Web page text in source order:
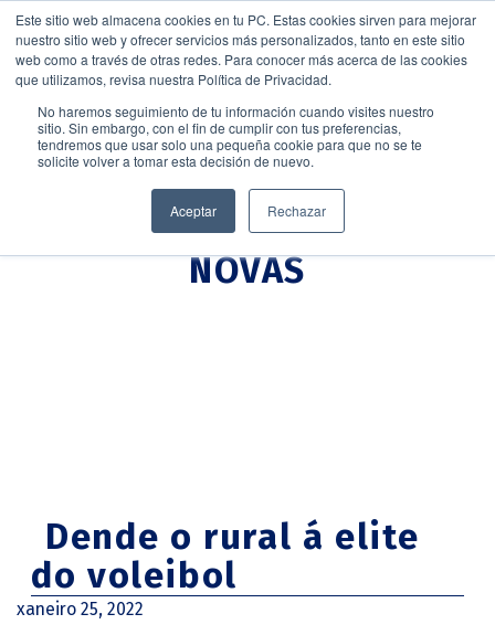
Este sitio web almacena cookies en tu PC. Estas cookies sirven para mejorar
nuestro sitio web y ofrecer servicios más personalizados, tanto en este sitio
web como a través de otras redes. Para conocer más acerca de las cookies
que utilizamos, revisa nuestra Política de Privacidad.
No haremos seguimiento de tu información cuando visites nuestro
sitio. Sin embargo, con el fin de cumplir con tus preferencias,
tendremos que usar solo una pequeña cookie para que no se te
solicite volver a tomar esta decisión de nuevo.
Aceptar Rechazar
NOVAS
Dende o rural á elite
do voleibol
xaneiro 25, 2022